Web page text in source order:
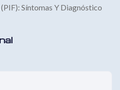
Síntomas Y Diagnóstico